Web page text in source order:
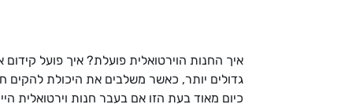
איך החנות הוירטואלית פועלת? איך פועל
גדולים יותר, כאשר משלבים את היכולת להקים
כיום מאוד בעת הזו אם בעבר חנות וירטואלית